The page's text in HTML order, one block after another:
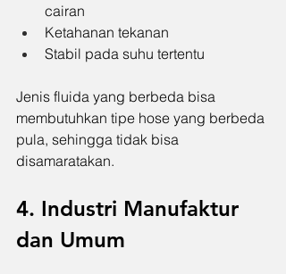
cairan
Ketahanan tekanan
Stabil pada suhu tertentu
Jenis fluida yang berbeda bisa
membutuhkan tipe hose yang berbeda
pula, sehingga tidak bisa
disamaratakan.
4. Industri Manufaktur
dan Umum